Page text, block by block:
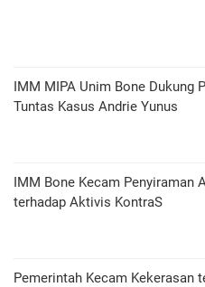
IMM MIPA Unim Bone Dukung
Tuntas Kasus Andrie Yunus
IMM Bone Kecam Penyiraman
terhadap Aktivis KontraS
Pemerintah Kecam Kekerasan